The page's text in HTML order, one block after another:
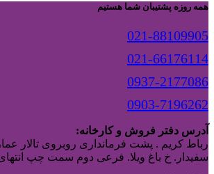
همه روزه پشتیبان شما هستیم
021-88109905
021-66176114
0937-2177086
0903-7196262
آدرس دفتر فروش و کارخانه:
رباط کریم . پشت فرمانداری روبروی تالار
سفیدار. خ باغ ویلا. فرعی دوم سمت چپ انتهای